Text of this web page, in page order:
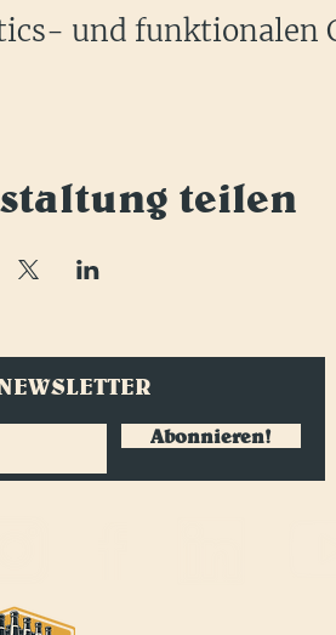
und funktionalen
teilen
Abonnieren!